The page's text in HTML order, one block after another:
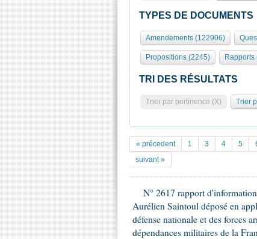
TYPES DE DOCUMENTS
Amendements (122906)
Propositions (2245) Rapports
TRI DES RÉSULTATS
Trier par pertinence (X) Trier
« précedent 1 3 4 5
suivant »
N° 2617 rapport
Aurélien Saintoul déposé en
défense nationale et des forces
dépendances militaires de la